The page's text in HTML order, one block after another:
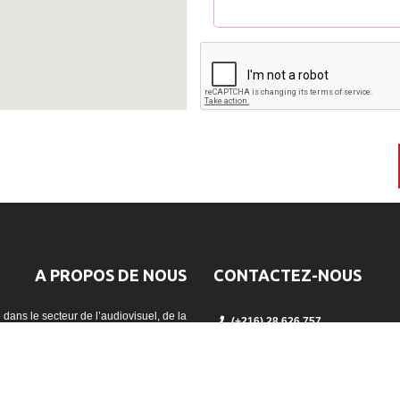
A PROPOS DE NOUS
le secteur de l’audiovisuel, de la
CONTACTEZ-NOUS
(+216) 28 626 757